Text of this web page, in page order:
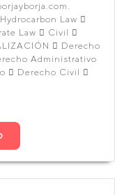
Law 
Law  Civil 
 Derecho
Administrativo
 Derecho Civil 